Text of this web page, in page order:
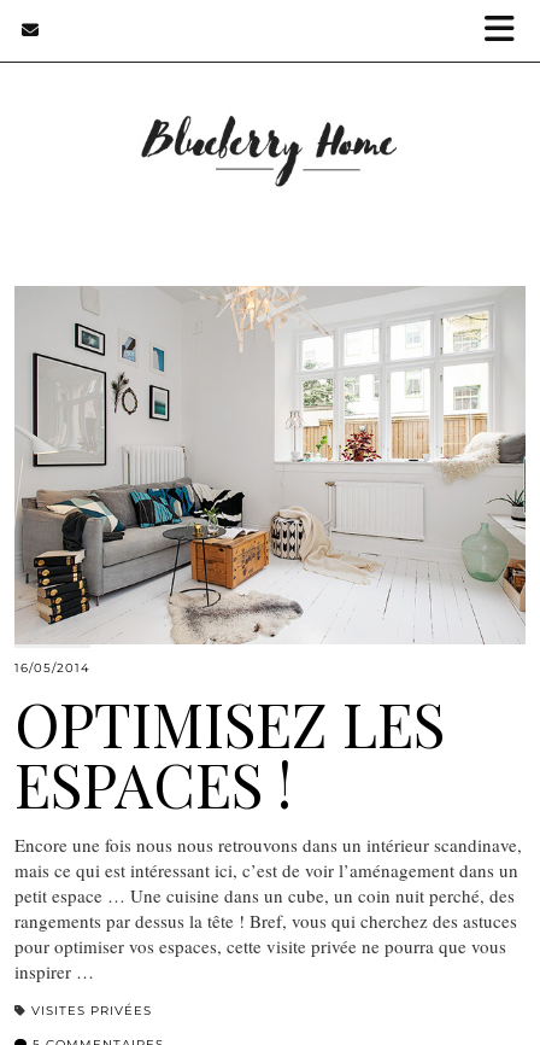
16/05/2014
OPTIMISEZ LES
ESPACES !
Encore une fois nous nous retrouvons dans un intérieur scandinave,
mais ce qui est intéressant ici, c’est de voir l’aménagement dans un
petit espace … Une cuisine dans un cube, un coin nuit perché, des
rangements par dessus la tête ! Bref, vous qui cherchez des astuces
pour optimiser vos espaces, cette visite privée ne pourra que vous
inspirer …
VISITES PRIVÉES